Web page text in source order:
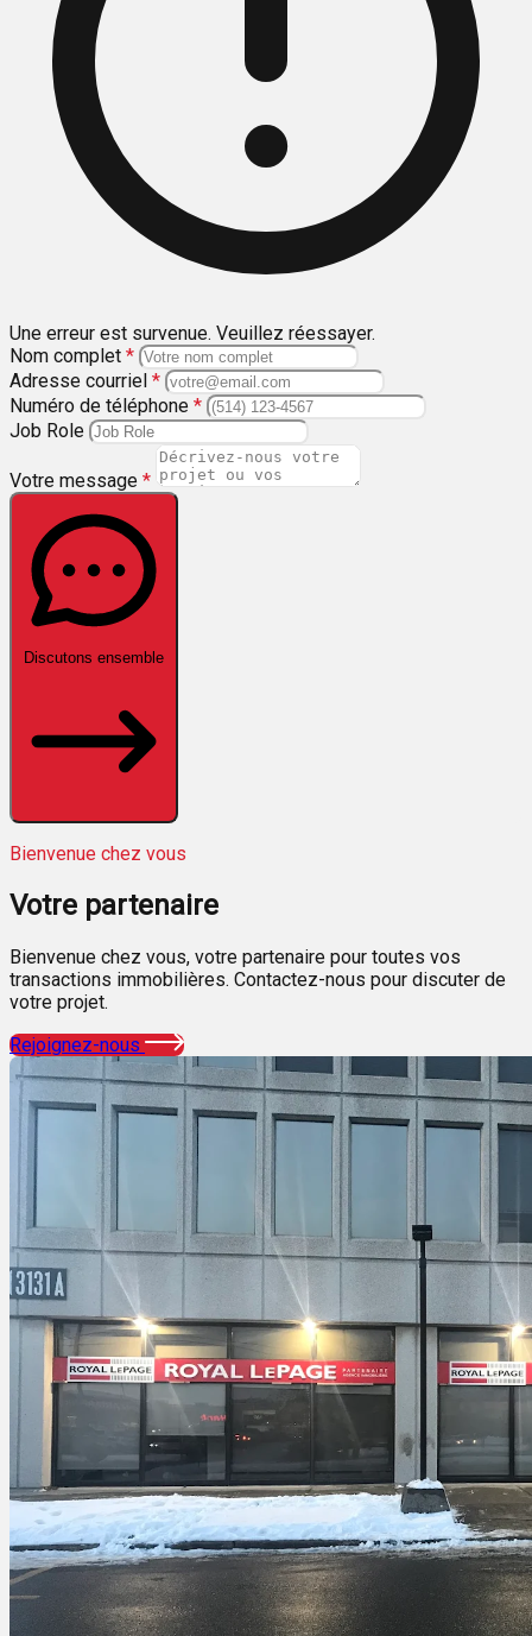
Une erreur est survenue. Veuillez réessayer.
Nom complet *
Adresse courriel *
Numéro de téléphone *
Job Role
Votre message *
Discutons ensemble
Bienvenue chez vous
Votre partenaire
Bienvenue chez vous, votre partenaire pour toutes vos
transactions immobilières. Contactez-nous pour discuter de
votre projet.
Rejoignez-nous